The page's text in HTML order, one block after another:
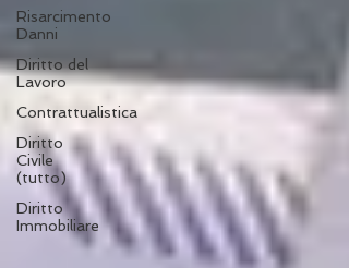
Risarcimento
Danni
Diritto del
Lavoro
Contrattualistica
Diritto
Civile
(tutto)
Diritto
Immobiliare